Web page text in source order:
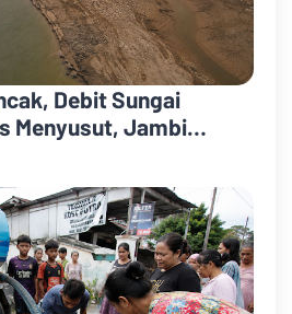
Debit Sungai
Menyusut, Jambi
Krisis Air Bersih dan